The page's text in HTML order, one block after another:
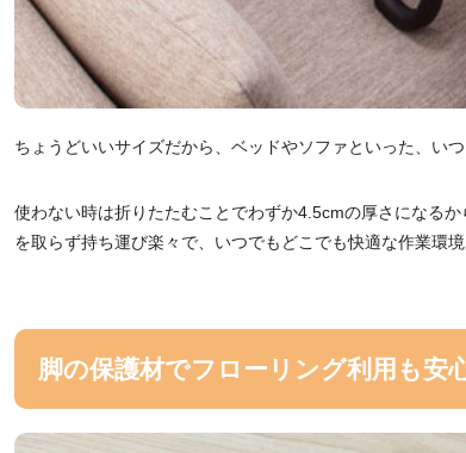
ちょうどいいサイズだから、ベッドやソファといった、い
使わない時は折りたたむことでわずか4.5cmの厚さになる
を取らず持ち運び楽々で、いつでもどこでも快適な作業環境
脚の保護材でフローリング利用も安